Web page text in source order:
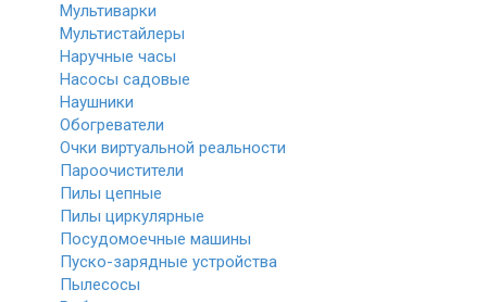
Мультиварки
Мультистайлеры
Наручные часы
Насосы садовые
Наушники
Обогреватели
Очки виртуальной реальности
Пароочистители
Пилы цепные
Пилы циркулярные
Посудомоечные машины
Пуско-зарядные устройства
Пылесосы